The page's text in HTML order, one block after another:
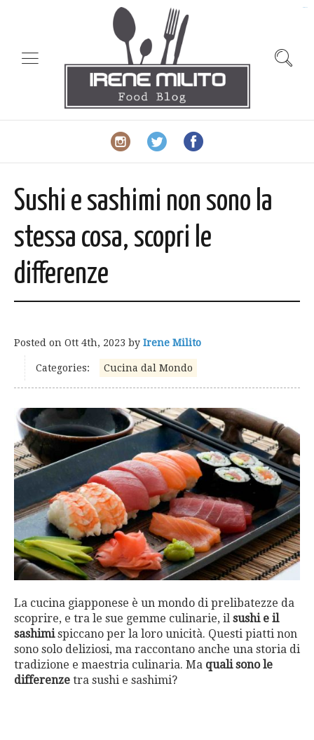
Sushi e sashimi non sono la
stessa cosa, scopri le
differenze
Posted on Ott 4th, 2023 by Irene Milito
Categories: Cucina dal Mondo
La cucina giapponese è un mondo di prelibatezze da
scoprire, e tra le sue gemme culinarie, il sushi e il
sashimispiccano per la loro unicità. Questi piatti non
sono solo deliziosi, ma raccontano anche una storia di
tradizione e maestria culinaria. Ma quali sono le
differenze tra sushi e sashimi?